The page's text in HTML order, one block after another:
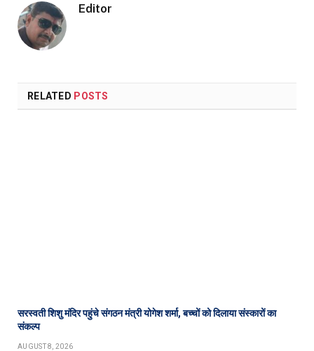
Editor
RELATED POSTS
सरस्वती शिशु मंदिर पहुंचे संगठन मंत्री योगेश शर्मा, बच्चों को दिलाया संस्कारों का
संकल्प
AUGUST 8, 2026